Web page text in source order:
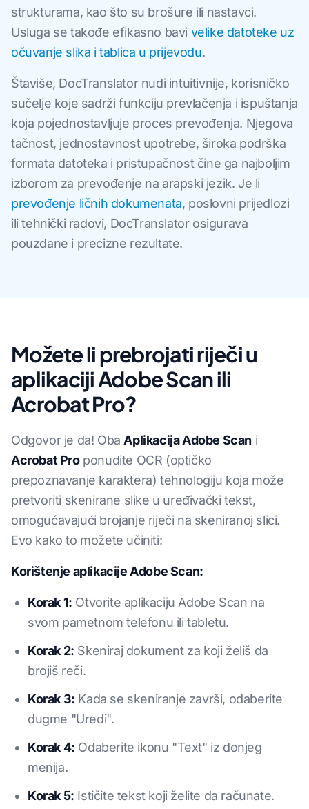
strukturama, kao što su brošure ili nastavci.
Usluga se takođe efikasno bavi velike datoteke uz
očuvanje slika i tablica u prijevodu.
Štaviše, DocTranslator nudi intuitivnije, korisničko
sučelje koje sadrži funkciju prevlačenja i ispuštanja
koja pojednostavljuje proces prevođenja. Njegova
tačnost, jednostavnost upotrebe, široka podrška
formata datoteka i pristupačnost čine ga najboljim
izborom za prevođenje na arapski jezik. Je li
prevođenje ličnih dokumenata, poslovni prijedlozi
ili tehnički radovi, DocTranslator osigurava
pouzdane i precizne rezultate.
Možete li prebrojati riječi u
aplikaciji Adobe Scan ili
Acrobat Pro?
Odgovor je da! Oba Aplikacija Adobe Scan i
Acrobat Proponudite OCR (optičko
prepoznavanje karaktera) tehnologiju koja može
pretvoriti skenirane slike u uređivački tekst,
omogućavajući brojanje riječi na skeniranoj slici.
Evo kako to možete učiniti:
Korištenje aplikacije Adobe Scan:
Korak 1: Otvorite aplikaciju Adobe Scan na
svom pametnom telefonu ili tabletu.
Korak 2: Skeniraj dokument za koji želiš da
brojiš reči.
Korak 3: Kada se skeniranje završi, odaberite
dugme "Uredi".
Korak 4: Odaberite ikonu "Text" iz donjeg
menija.
Korak 5: Ističite tekst koji želite da računate.